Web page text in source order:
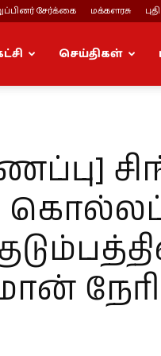
சேர்க்கை மக்களரசு
செய்திகள்